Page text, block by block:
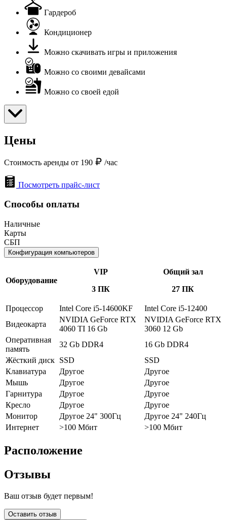
Гардероб
Кондиционер
Можно скачивать игры и приложения
Можно со своими девайсами
Можно со своей едой
Цены
Стоимость аренды от 190 /час
Посмотреть прайс-лист
Способы оплаты
Наличные
Карты
СБП
Конфигурация компьютеров
Оборудование
VIP
3 ПК
Общий зал
27 ПК
Процессор Intel Core i5-14600KF
Intel Core i5-12400
Видеокарта
NVIDIA GeForce RTX
4060 TI 16 Gb
NVIDIA GeForce RTX
3060 12 Gb
Оперативная
память
32 Gb DDR4
16 Gb DDR4
Жёсткий диск SSD
SSD
Клавиатура
Другое
Другое
Мышь
Другое
Другое
Гарнитура
Другое
Другое
Кресло
Другое
Другое
Монитор
Другое 24" 300Гц
Другое 24" 240Гц
Интернет
>100 Мбит >100 Мбит
Расположение
Отзывы
Ваш отзыв будет первым!
Оставить отзыв